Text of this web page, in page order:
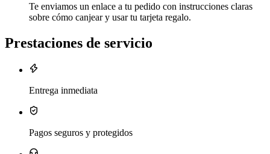
Te enviamos un enlace a tu pedido con instrucciones claras
sobre cómo canjear y usar tu tarjeta regalo.
Prestaciones de servicio
Entrega inmediata
Pagos seguros y protegidos